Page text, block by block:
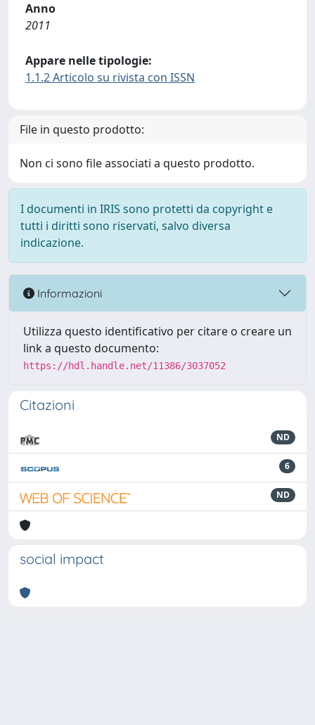
Anno
2011
Appare nelle tipologie:
1.1.2 Articolo su rivista con ISSN
File in questo prodotto:
Non ci sono file associati a questo prodotto.
I documenti in IRIS sono protetti da copyright e
tutti i diritti sono riservati, salvo diversa
indicazione.
Informazioni
Utilizza questo identificativo per citare o creare un
link a questo documento:
https://hdl.handle.net/11386/3037052
Citazioni
ND
6
ND
social impact